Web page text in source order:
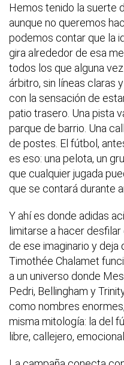
Hemos tenido la suerte
aunque no queremos
podemos contar que la
gira alrededor de esa
todos los que alguna
árbitro, sin líneas claras
con la sensación de
patio trasero. Una pista
parque de barrio. Una
de postes. El fútbol,
es eso: una pelota, un
que cualquier jugada
que se contará durante
Y ahí es donde adidas
limitarse a hacer
de ese imaginario y deja
Timothée Chalamet
a un universo donde
Pedri, Bellingham y
como nombres
misma mitología: la del
libre, callejero, emocional